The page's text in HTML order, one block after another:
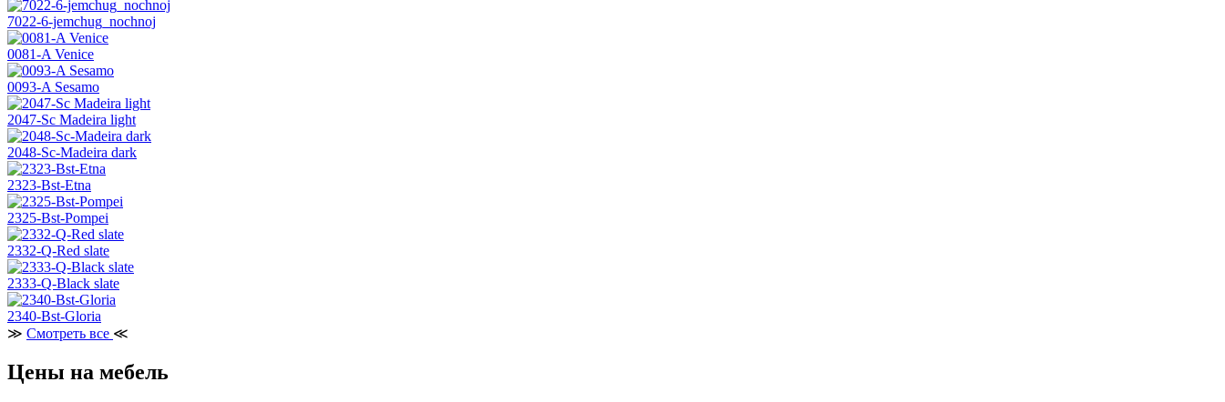
7022-6-jemchug_nochnoj
0081-A Venice
0093-A Sesamo
2047-Sc Madeira light
2048-Sc-Madeira dark
2323-Bst-Etna
2325-Bst-Pompei
2332-Q-Red slate
2333-Q-Black slate
2340-Bst-Gloria
≫ Смотреть все ≪
Цены на мебель